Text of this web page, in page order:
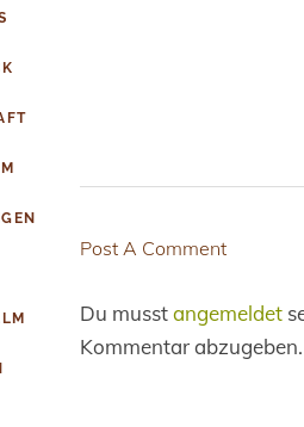
Post A Comment
Du musstangemeldet
Kommentar abzugeben.